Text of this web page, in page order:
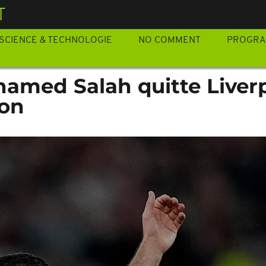
SCIENCE & TECHNOLOGIE NO COMMENT
Salah quitte